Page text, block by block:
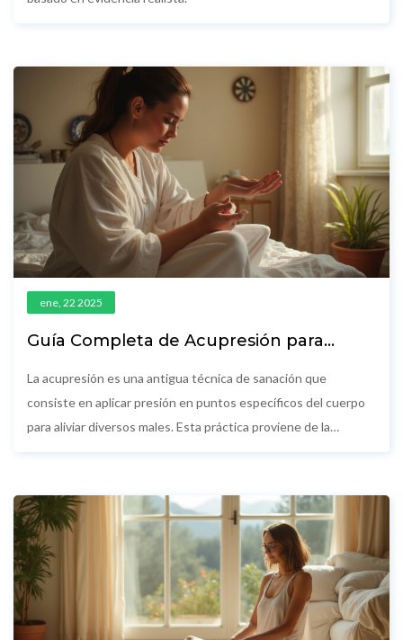
ene, 22 2025
Guía Completa de Acupresión para
La acupresión es una antigua técnica de sanación que
consiste en aplicar presión en puntos específicos del cuerpo
para aliviar diversos males. Esta práctica proviene de la
aprenderán los conceptos básicos de la acupresión, cómo
identificar puntos clave en el cuerpo y aplicar técnicas
adecuadas de manera segura. Además, se ofrecen consejos
prácticos y curiosidades sobre sus beneficios y diferentes
usos. Descubre cómo esta práctica holística puede mejorar tu
bienestar diario.